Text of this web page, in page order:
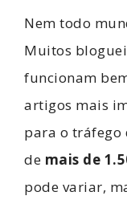
Nem todo
Muitos
funcionam
artigos mais
para o tráfego
de mais de
pode variar,